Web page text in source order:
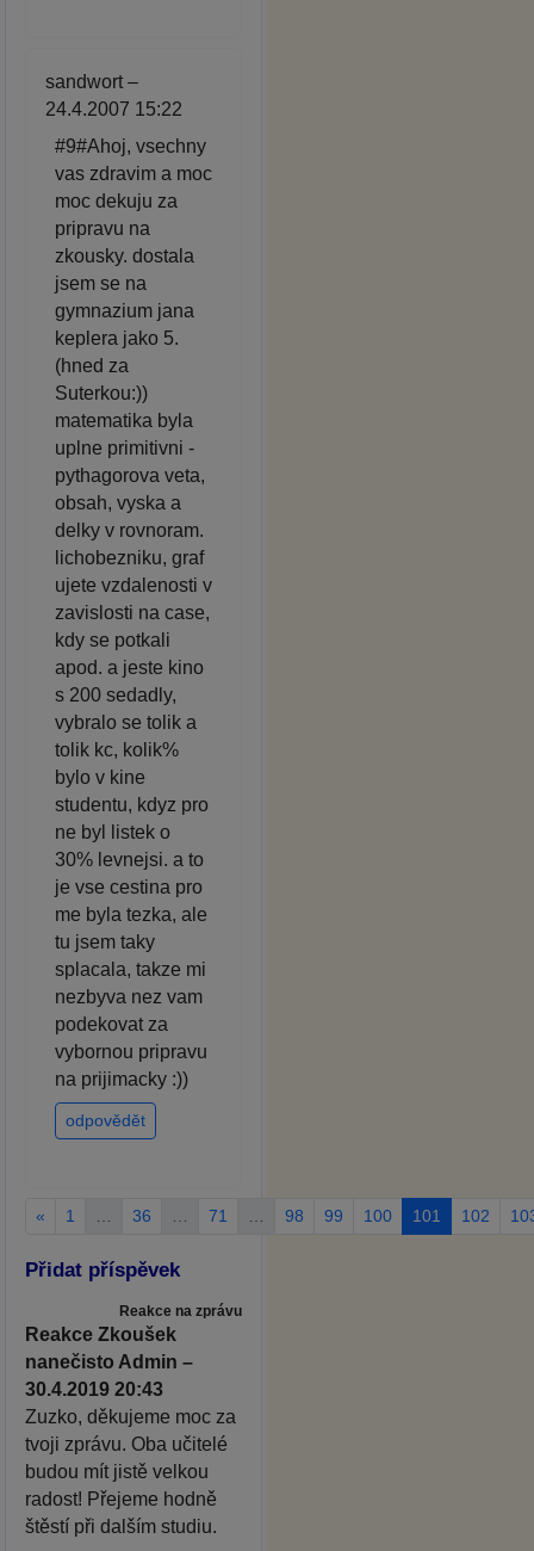
sandwort –
24.4.2007 15:22
#9#Ahoj, vsechny
vas zdravim a moc
moc dekuju za
pripravu na
zkousky. dostala
jsem se na
gymnazium jana
keplera jako 5.
(hned za
Suterkou:))
matematika byla
uplne primitivni -
pythagorova veta,
obsah, vyska a
delky v rovnoram.
lichobezniku, graf
ujete vzdalenosti v
zavislosti na case,
kdy se potkali
apod. a jeste kino
s 200 sedadly,
vybralo se tolik a
tolik kc, kolik%
bylo v kine
studentu, kdyz pro
ne byl listek o
30% levnejsi. a to
je vse cestina pro
me byla tezka, ale
tu jsem taky
splacala, takze mi
nezbyva nez vam
podekovat za
vybornou pripravu
na prijimacky :))
odpovědět
« 1 36 71 98 99 100 101 102
Přidat příspěvek
Reakce na zprávu
Reakce Zkoušek
nanečisto Admin –
30.4.2019 20:43
Zuzko, děkujeme moc za
tvoji zprávu. Oba učitelé
budou mít jistě velkou
radost! Přejeme hodně
štěstí při dalším studiu.